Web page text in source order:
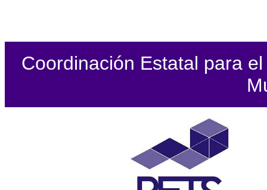
Coordinación Estatal para